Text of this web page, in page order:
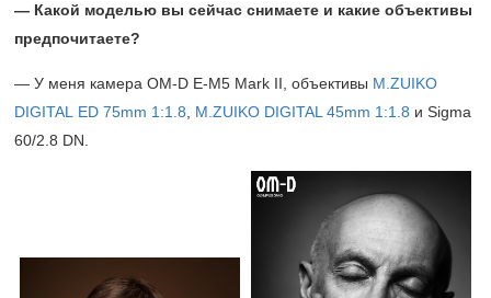
— Какой моделью вы сейчас снимаете и какие объективы
предпочитаете?
— У меня камера OM-D E-M5 Mark II, объективы M.ZUIKO
DIGITAL ED 75mm 1:1.8, M.ZUIKO DIGITAL 45mm 1:1.8 и Sigma
60/2.8 DN.